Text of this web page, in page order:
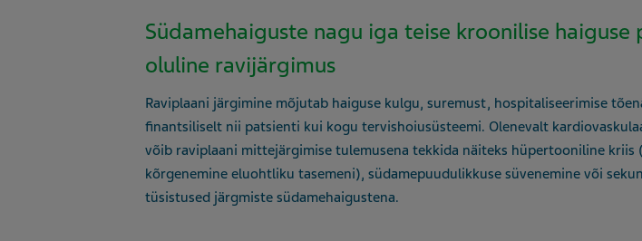
Südamehaiguste nagu iga teise kroonilise haiguse
oluline ravijärgimus
Raviplaani järgimine mõjutab haiguse kulgu, suremust, hospitaliseerimise
finantsiliselt nii patsienti kui kogu tervishoiusüsteemi. Olenevalt
võib raviplaani mittejärgimise tulemusena tekkida näiteks hüpertooniline kriis
kõrgenemine eluohtliku tasemeni), südamepuudulikkuse süvenemine või
tüsistused järgmiste südamehaigustena.